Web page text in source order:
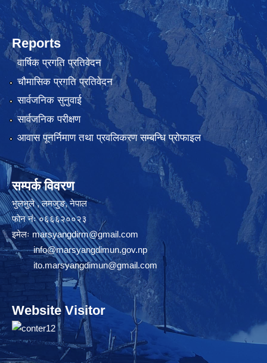
Reports
वार्षिक प्रगति प्रतिवेदन
चौमासिक प्रगति प्रतिवेदन
सार्वजनिक सुनुवाई
सार्वजनिक परीक्षण
आवास पूनर्निमाण तथा प्रवलिकरण सम्बन्धि प्रोफाइल
सम्पर्क विवरण
भुलभुले , लमजुङ, नेपाल
फोन नंः ०६६६२००२३
इमेलः marsyangdirm@gmail.com
info@marsyangdimun.gov.np
ito.marsyangdimun@gmail.com
Website Visitor